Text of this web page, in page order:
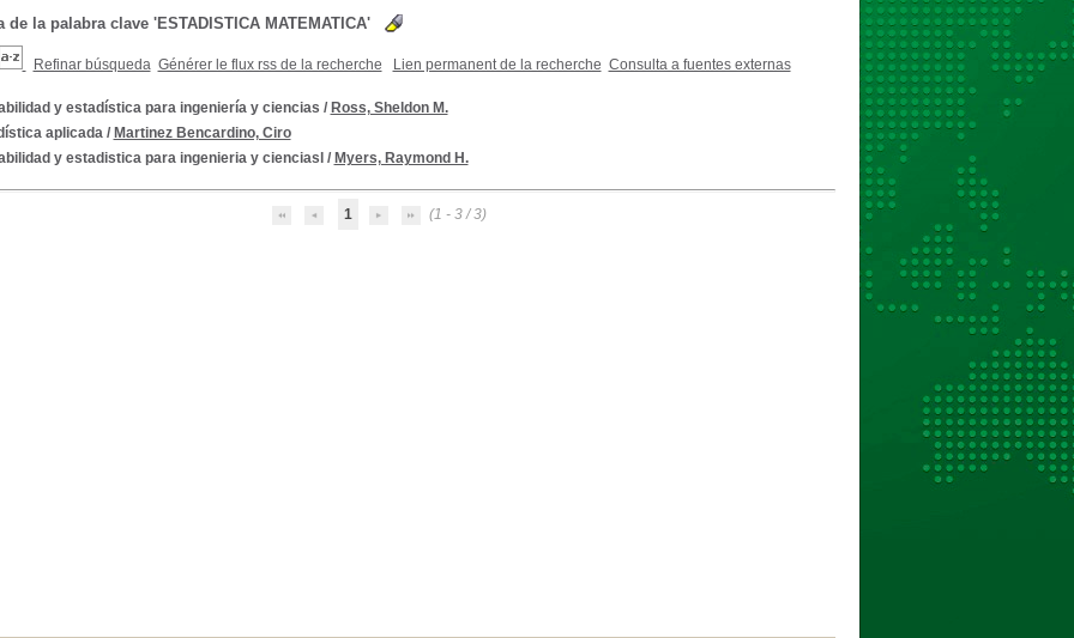
de la palabra clave 'ESTADISTICA MATEMATICA'
Refinar búsqueda Générer le flux rss de la recherche Lien permanent de la recherche Consulta a fuentes externas
y estadística para ingeniería y ciencias / Ross, Sheldon M.
aplicada/ Martinez Bencardino, Ciro
y estadistica para ingenieria y cienciasl / Myers, Raymond H.
1 (1 - 3 / 3)